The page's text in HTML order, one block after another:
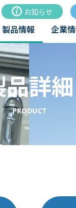
お知らせ
製品情報 企業
品詳細
PRODUCT